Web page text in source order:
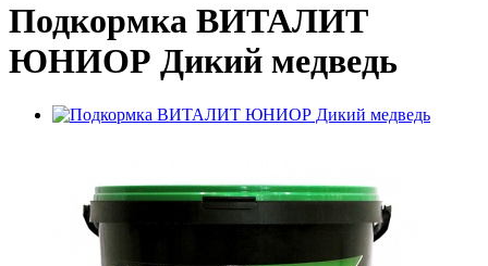
Подкормка ВИТАЛИТ
ЮНИОР Дикий медведь